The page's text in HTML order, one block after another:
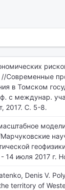
Современные
в Томском
с междунар.
2017. С. 5-8.
июля 2017 г.
Denis V.
territory of